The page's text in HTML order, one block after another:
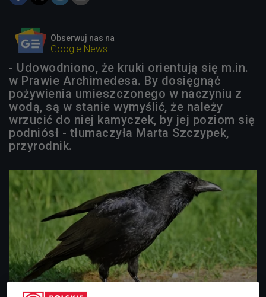
Obserwuj nas na
Google News
- Udowodniono, że kruki orientują się m.in.
w Prawie Archimedesa. By dosięgnąć
pożywienia umieszczonego w naczyniu z
wodą, są w stanie wymyślić, że należy
wrzucić do niej kamyczek, by jej poziom się
podniósł - tłumaczyła Marta Szczypek,
przyrodnik.